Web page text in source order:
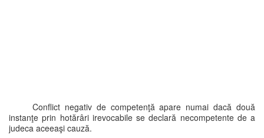
Conflict negativ de competenţă apare numai dacă două
instanţe prin hotărâri irevocabile se declară necompetente de a
judeca aceeaşi cauză.